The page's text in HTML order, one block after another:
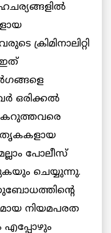
ക്രിമിനാലിറ്റി
ഇത്
ഒരിക്കല്‍
പോലീസ്
ചെയ്യുന്നു.
നിയമപരത
എപ്പോഴും